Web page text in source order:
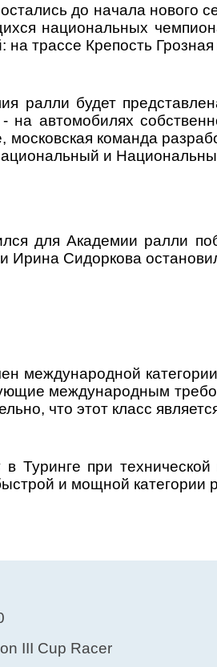
до начала нового
национальных
на трассе Крепость
ралли будет
на автомобилях
московская команда
и
для Академии ралли
Ирина Сидоркова
международной
международным
что этот класс
в Туринге при
и мощной категории
III Cup Racer